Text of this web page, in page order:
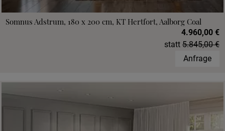
Somnus Adstrum, 180 x 200 cm, KT Hertfort, Aalborg Coal
4.960,00 €
statt 5.845,00 €
Anfrage